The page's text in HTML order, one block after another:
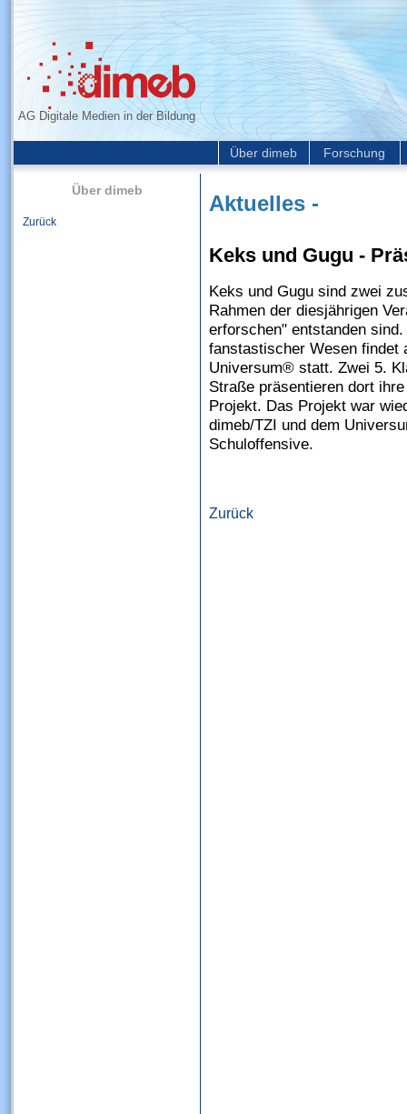
AG Digitale Medien in der Bildung
Über dimeb Forschung
Über dimeb
Zurück
Aktuelles -
Keks und Gugu -
Keks und Gugu sind zwei
Rahmen der diesjährigen
erforschen" entstanden
fanstastischer Wesen findet
Universum® statt. Zwei 5.
Straße präsentieren dort
Projekt. Das Projekt war
dimeb/TZI und dem
Schuloffensive.
Zurück